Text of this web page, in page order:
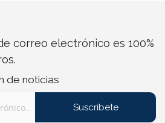
correo electrónico es 100%
de noticias
Suscríbete